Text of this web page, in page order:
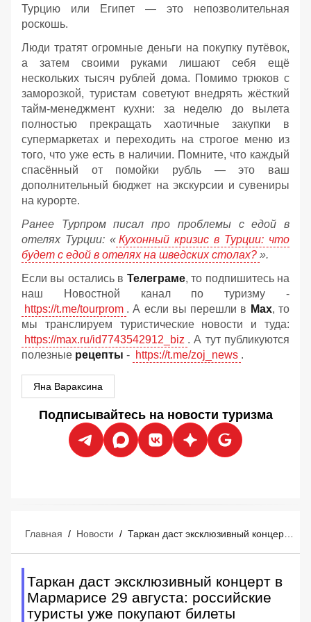
Турцию или Египет — это непозволительная
роскошь.
Люди тратят огромные деньги на покупку путёвок,
а затем своими руками лишают себя ещё
нескольких тысяч рублей дома. Помимо трюков с
заморозкой, туристам советуют внедрять жёсткий
тайм-менеджмент кухни: за неделю до вылета
полностью прекращать хаотичные закупки в
супермаркетах и переходить на строгое меню из
того, что уже есть в наличии. Помните, что каждый
спасённый от помойки рубль — это ваш
дополнительный бюджет на экскурсии и сувениры
на курорте.
Ранее Турпром писал про проблемы с едой в
отелях Турции: « Кухонный кризис в Турции: что
будет с едой в отелях на шведских столах? ».
Если вы остались в Телеграме, то подпишитесь на
наш Новостной канал по туризму -
https://t.me/tourprom . А если вы перешли в Мах, то
мы транслируем туристические новости и туда:
https://max.ru/id7743542912_biz . А тут публикуются
полезные рецепты - https://t.me/zoj_news .
Яна Вараксина
Подписывайтесь на новости туризма
Главная / Новости /
Таркан даст эксклюзивный концерт в
Мармарисе 29 августа: российские
туристы уже покупают билеты